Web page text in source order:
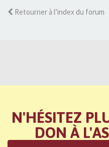
Retourner à l’index du forum
N'HÉSITEZ
DON À